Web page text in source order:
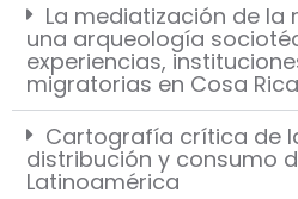
La mediatización de la
una arqueología
experiencias,
migratorias en Cosa Rica
Cartografía crítica de
distribución y consumo
Latinoamérica